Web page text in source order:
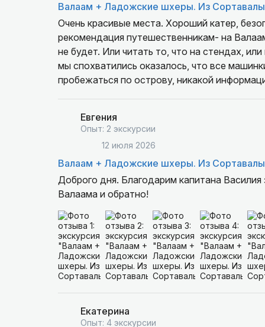
Валаам + Ладожские шхеры. Из Сортавалы
Очень красивые места. Хороший катер,
рекомендация путешественникам- на
не будет. Или читать то, что на стендах,
мы спохватились оказалось, что все
пробежаться по острову, никакой
Евгения
Опыт: 2 экскурсии
12 июля 2026
Валаам + Ладожские шхеры. Из Сортавалы
Доброго дня. Благодарим капитана
Валаама и обратно!
Екатерина
Опыт: 4 экскурсии